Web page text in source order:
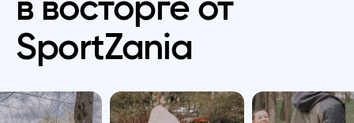
в восторге от
SportZania